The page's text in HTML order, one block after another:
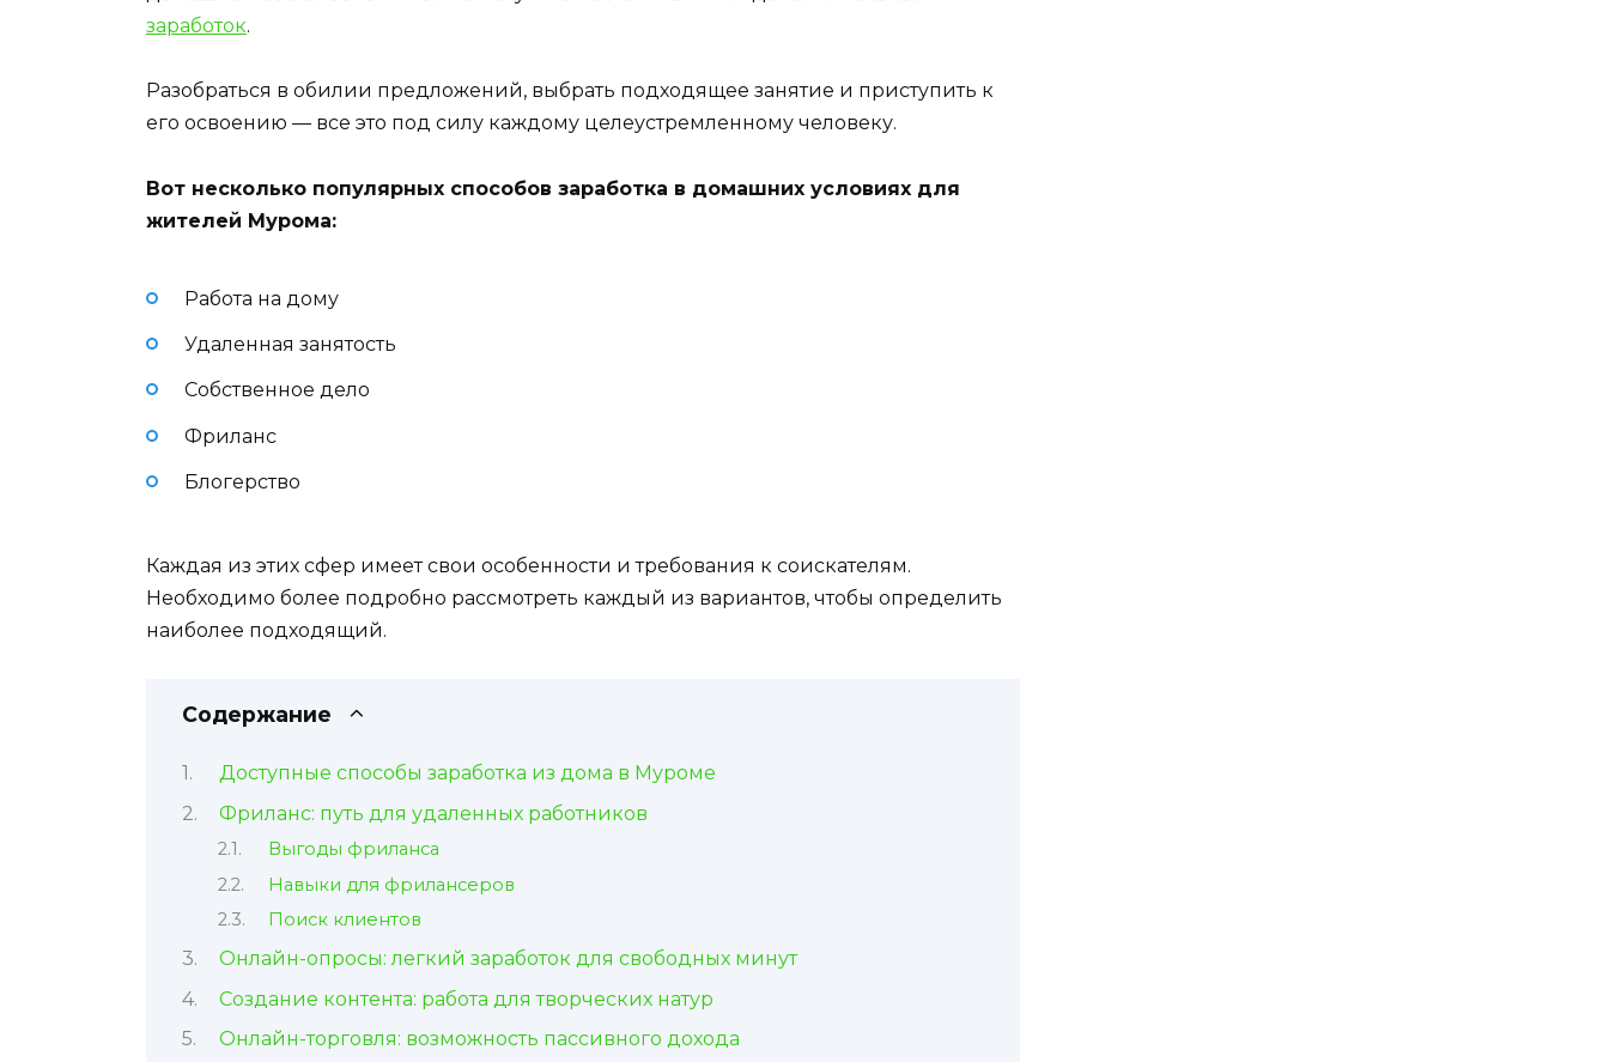
заработок.
Разобраться в обилии предложений, выбрать подходящее занятие и приступить к
его освоению — все это под силу каждому целеустремленному человеку.
Вот несколько популярных способов заработка в домашних условиях для
жителей Мурома:
Работа на дому
Удаленная занятость
Собственное дело
Фриланс
Блогерство
Каждая из этих сфер имеет свои особенности и требования к соискателям.
Необходимо более подробно рассмотреть каждый из вариантов, чтобы определить
наиболее подходящий.
Содержание
Доступные способы заработка из дома в Муроме
Фриланс: путь для удаленных работников
Выгоды фриланса
Навыки для фрилансеров
Поиск клиентов
Онлайн-опросы: легкий заработок для свободных минут
Создание контента: работа для творческих натур
Онлайн-торговля: возможность пассивного дохода